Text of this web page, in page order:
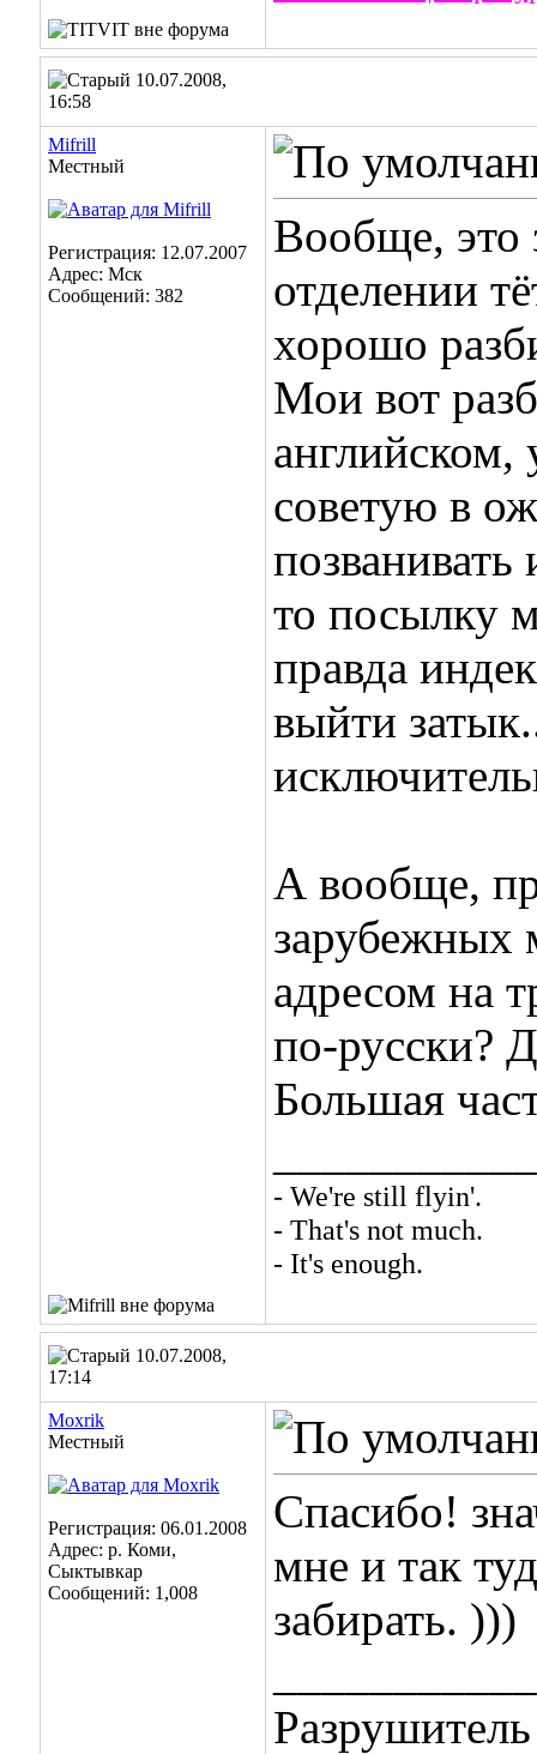
10.07.2008,
16:58
Mifrill
Местный
Регистрация: 12.07.2007
Адрес: Мск
Сообщений: 382
Вообще, это
отделении
хорошо
Мои вот
английском,
советую в
то посылку
правда
выйти
А вообще,
зарубежных
адресом на
по-русски?
Большая
- We're still flyin'.
- That's not much.
- It's enough.
10.07.2008,
17:14
Moxrik
Местный
Регистрация: 06.01.2008
Адрес: р. Коми,
Сыктывкар
Сообщений: 1,008
Спасибо!
мне и так
забирать. )))